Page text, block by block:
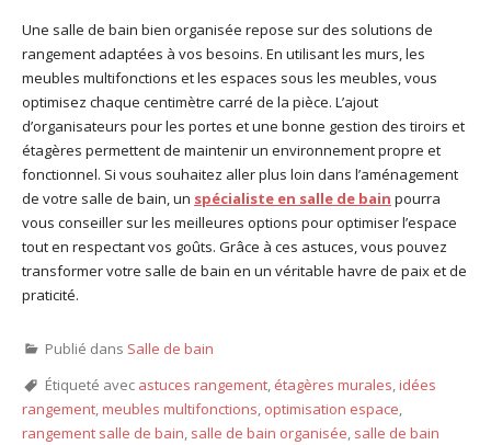
Une salle de bain bien organisée repose sur des solutions de
rangement adaptées à vos besoins. En utilisant les murs, les
meubles multifonctions et les espaces sous les meubles, vous
optimisez chaque centimètre carré de la pièce. L’ajout
d’organisateurs pour les portes et une bonne gestion des tiroirs et
étagères permettent de maintenir un environnement propre et
fonctionnel. Si vous souhaitez aller plus loin dans l’aménagement
de votre salle de bain, un spécialiste en salle de bain pourra
vous conseiller sur les meilleures options pour optimiser l’espace
tout en respectant vos goûts. Grâce à ces astuces, vous pouvez
transformer votre salle de bain en un véritable havre de paix et de
praticité.
Publié dans Salle de bain
Étiqueté avec astuces rangement, étagères murales,idées
rangement,meubles multifonctions, optimisation espace,
rangement salle de bain, salle de bain organisée, salle de bain